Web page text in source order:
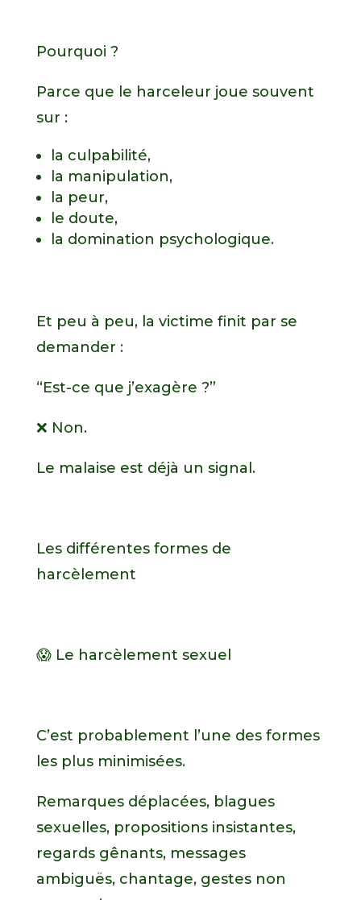
Pourquoi ?
Parce que le harceleur joue souvent
sur :
la culpabilité,
la manipulation,
la peur,
le doute,
la domination psychologique.
Et peu à peu, la victime finit par se
demander :
“Est-ce que j’exagère ?”
❌ Non.
Le malaise est déjà un signal.
Les différentes formes de
harcèlement
😱 Le harcèlement sexuel
C’est probablement l’une des formes
les plus minimisées.
Remarques déplacées, blagues
sexuelles, propositions insistantes,
regards gênants, messages
ambiguës, chantage, gestes non